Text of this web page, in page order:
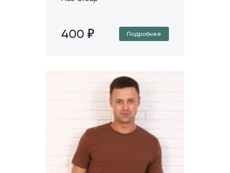
400 Подробнее